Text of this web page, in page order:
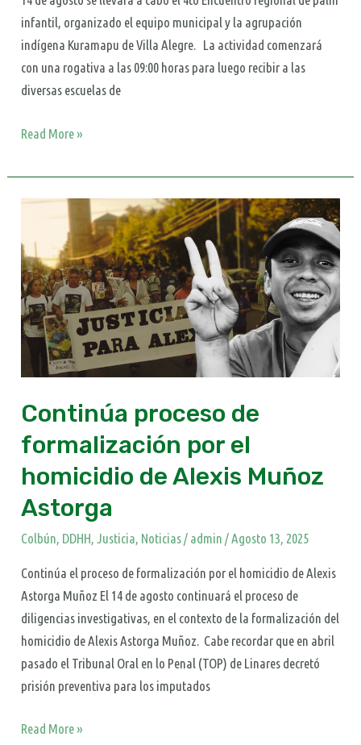
infantil, organizado el equipo municipal y la agrupación
indígena Kuramapu de Villa Alegre. La actividad comenzará
con una rogativa a las 09:00 horas para luego recibir a las
diversas escuelas de
Read More »
Continúa proceso de
formalización por el
homicidio de Alexis Muñoz
Astorga
Colbún DDHH Justicia Noticias / admin / Agosto 13, 2025
Continúa el proceso de formalización por el homicidio de Alexis
Astorga Muñoz El 14 de agosto continuará el proceso de
diligencias investigativas, en el contexto de la formalización del
homicidio de Alexis Astorga Muñoz. Cabe recordar que en abril
pasado el Tribunal Oral en lo Penal (TOP) de Linares decretó
prisión preventiva para los imputados
Continúa
de
formalización
por
el
homicidio
de
Muñoz
Astorga
Read More »